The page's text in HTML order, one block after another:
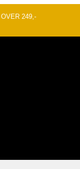
249,-